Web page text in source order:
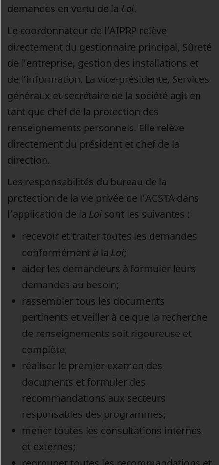
demandes en vertu de la Loi.
Le coordonnateur de l’AIPRP relève
directement du gestionnaire principal, Sûreté
de l’entreprise, gestion des installations et
de l’information. La vice-présidente, Services
généraux et secrétaire de la société agit en
tant que chef de la protection des
renseignements personnels. Elle relève
directement du président et chef de la
direction.
Les responsabilités du bureau de la
protection de la vie privée de l’ACSTA dans
l’application de la Loi sont les suivantes :
recevoir et traiter toutes les demandes
conformément à la Loi;
aider les demandeurs à formuler leurs
demandes au besoin;
rassembler tous les documents
pertinents et veiller à ce que la recherche
de renseignements soit rigoureuse et
complète;
réaliser le premier examen des
documents et formuler des
recommandations aux secteurs
responsables des programmes;
mener toutes les consultations internes
et externes;